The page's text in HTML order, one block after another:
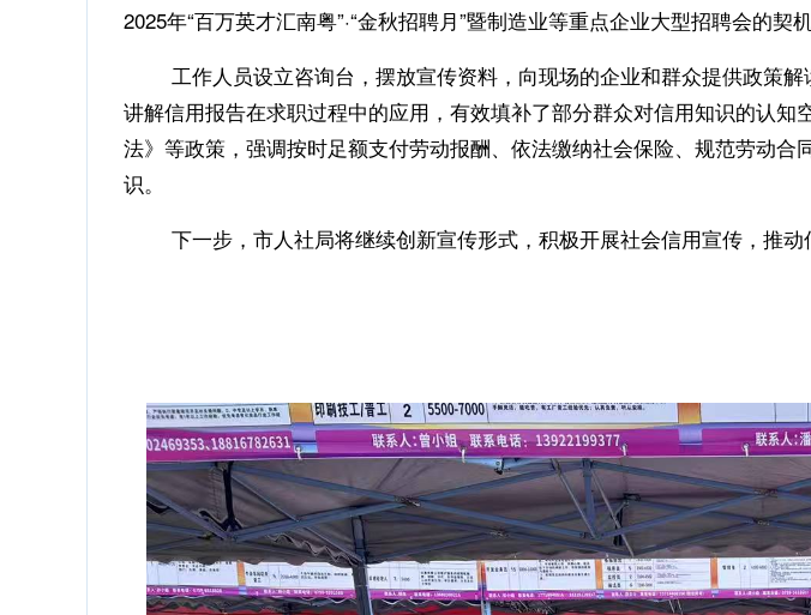
2025年“百万英才汇南粤”·“金秋招聘月”暨制造业等重点企业大型招聘会的
工作人员设立咨询台，摆放宣传资料，向现场的企业和群众提供政策解
讲解信用报告在求职过程中的应用，有效填补了部分群众对信用知识的认
法》等政策，强调按时足额支付劳动报酬、依法缴纳社会保险、规范劳动
识。
下一步，市人社局将继续创新宣传形式，积极开展社会信用宣传，推动